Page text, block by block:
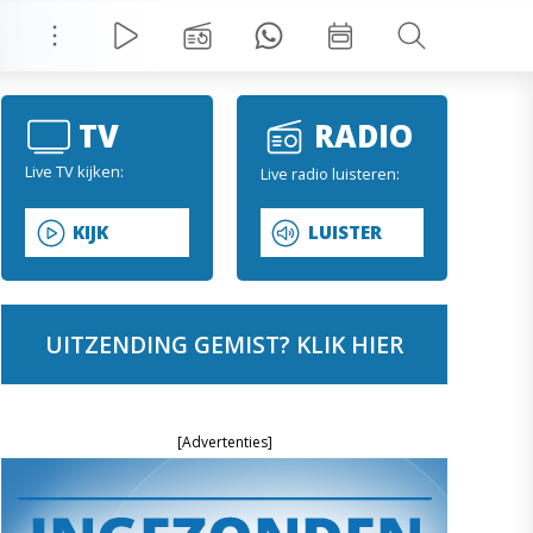
TV
Live TV kijken:
KIJK
RADIO
Live radio luisteren:
LUISTER
UITZENDING GEMIST? KLIK HIER
[Advertenties]